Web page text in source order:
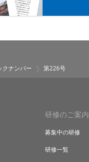
クナンバー 第226号
研修のご案内
募集中の研修
研修一覧